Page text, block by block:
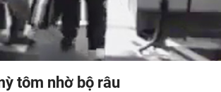
tôm nhờ bộ râu